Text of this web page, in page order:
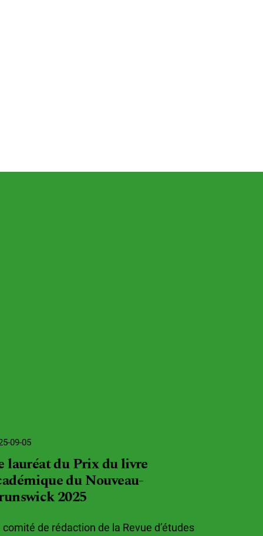
09-05
lauréat du Prix du livre
du Nouveau-
2025
comité de rédaction de la Revue d’études